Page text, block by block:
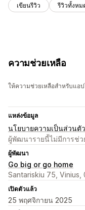
เขียนรีวิว รีวิวทั้งหม
ความช่วยเหลือ
ให้ความช่วยเหลือสำหรับแอ
แหล่งข้อมูล
นโยบายความเป็นส่วนตัว
ผู้พัฒนารายนี้ไม่มีการช่ว
ผู้พัฒนา
Go big or go home
Santariskiu 75, Vinius,
เปิดตัวแล้ว
25 พฤศจิกายน 2025